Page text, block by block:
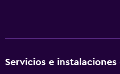
Servicios e instalaciones